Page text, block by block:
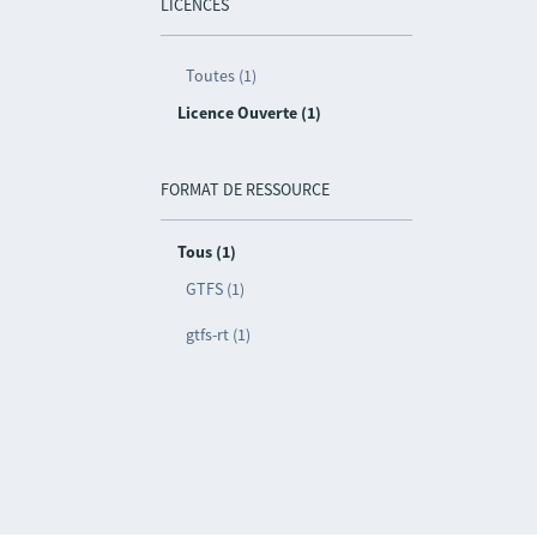
LICENCES
Toutes (1)
Licence Ouverte (1)
FORMAT DE RESSOURCE
Tous (1)
GTFS (1)
gtfs-rt (1)